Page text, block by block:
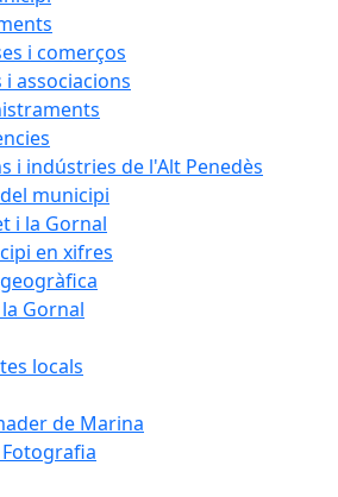
i comerços
i associacions
i indústries de l'Alt Penedès
municipi
i la Gornal
en xifres
Gornal
locals
de Marina